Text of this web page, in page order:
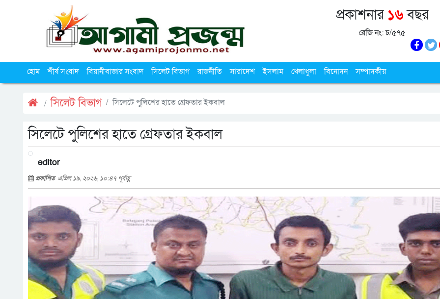
প্রকাশনার ১৬বছর
রেজি নং: চ/৫৭৫
হোম শীর্ষ সংবাদ বিয়ানীবাজার সংবাদ সিলেট বিভাগ রাজনীতি সারাদেশ ইসলাম খেলাধুলা বিনোদন সম্পাদকীয়
সিলেট বিভাগ সিলেটে পুলিশের হাতে গ্রেফতার ইকবাল
সিলেটে পুলিশের হাতে গ্রেফতার ইকবাল
editor
প্রকাশিত এপ্রিল ১৯, ২০২৬, ১০:৪৭ পূর্বাহ্ণ